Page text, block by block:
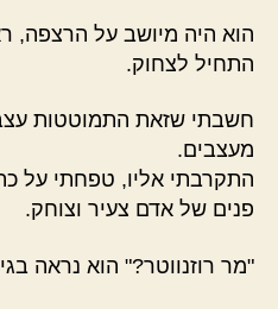
הוא היה מיושב על הרצפה,
התחיל לצחוק.
חשבתי שזאת התמוטטות
מעצבים.
התקרבתי אליו, טפחתי על
פנים של אדם צעיר וצוחק.
"מר רוזנווטר?" הוא נראה